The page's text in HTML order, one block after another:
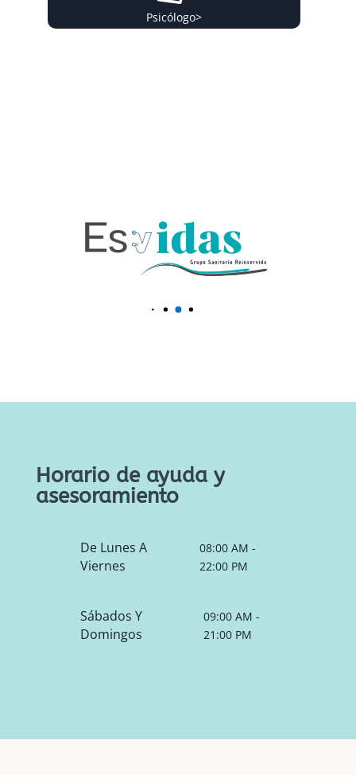
Psicólogo>
Horario de ayuda y
asesoramiento
De Lunes A
Viernes
08:00 AM -
22:00 PM
Sábados Y
Domingos
09:00 AM -
21:00 PM